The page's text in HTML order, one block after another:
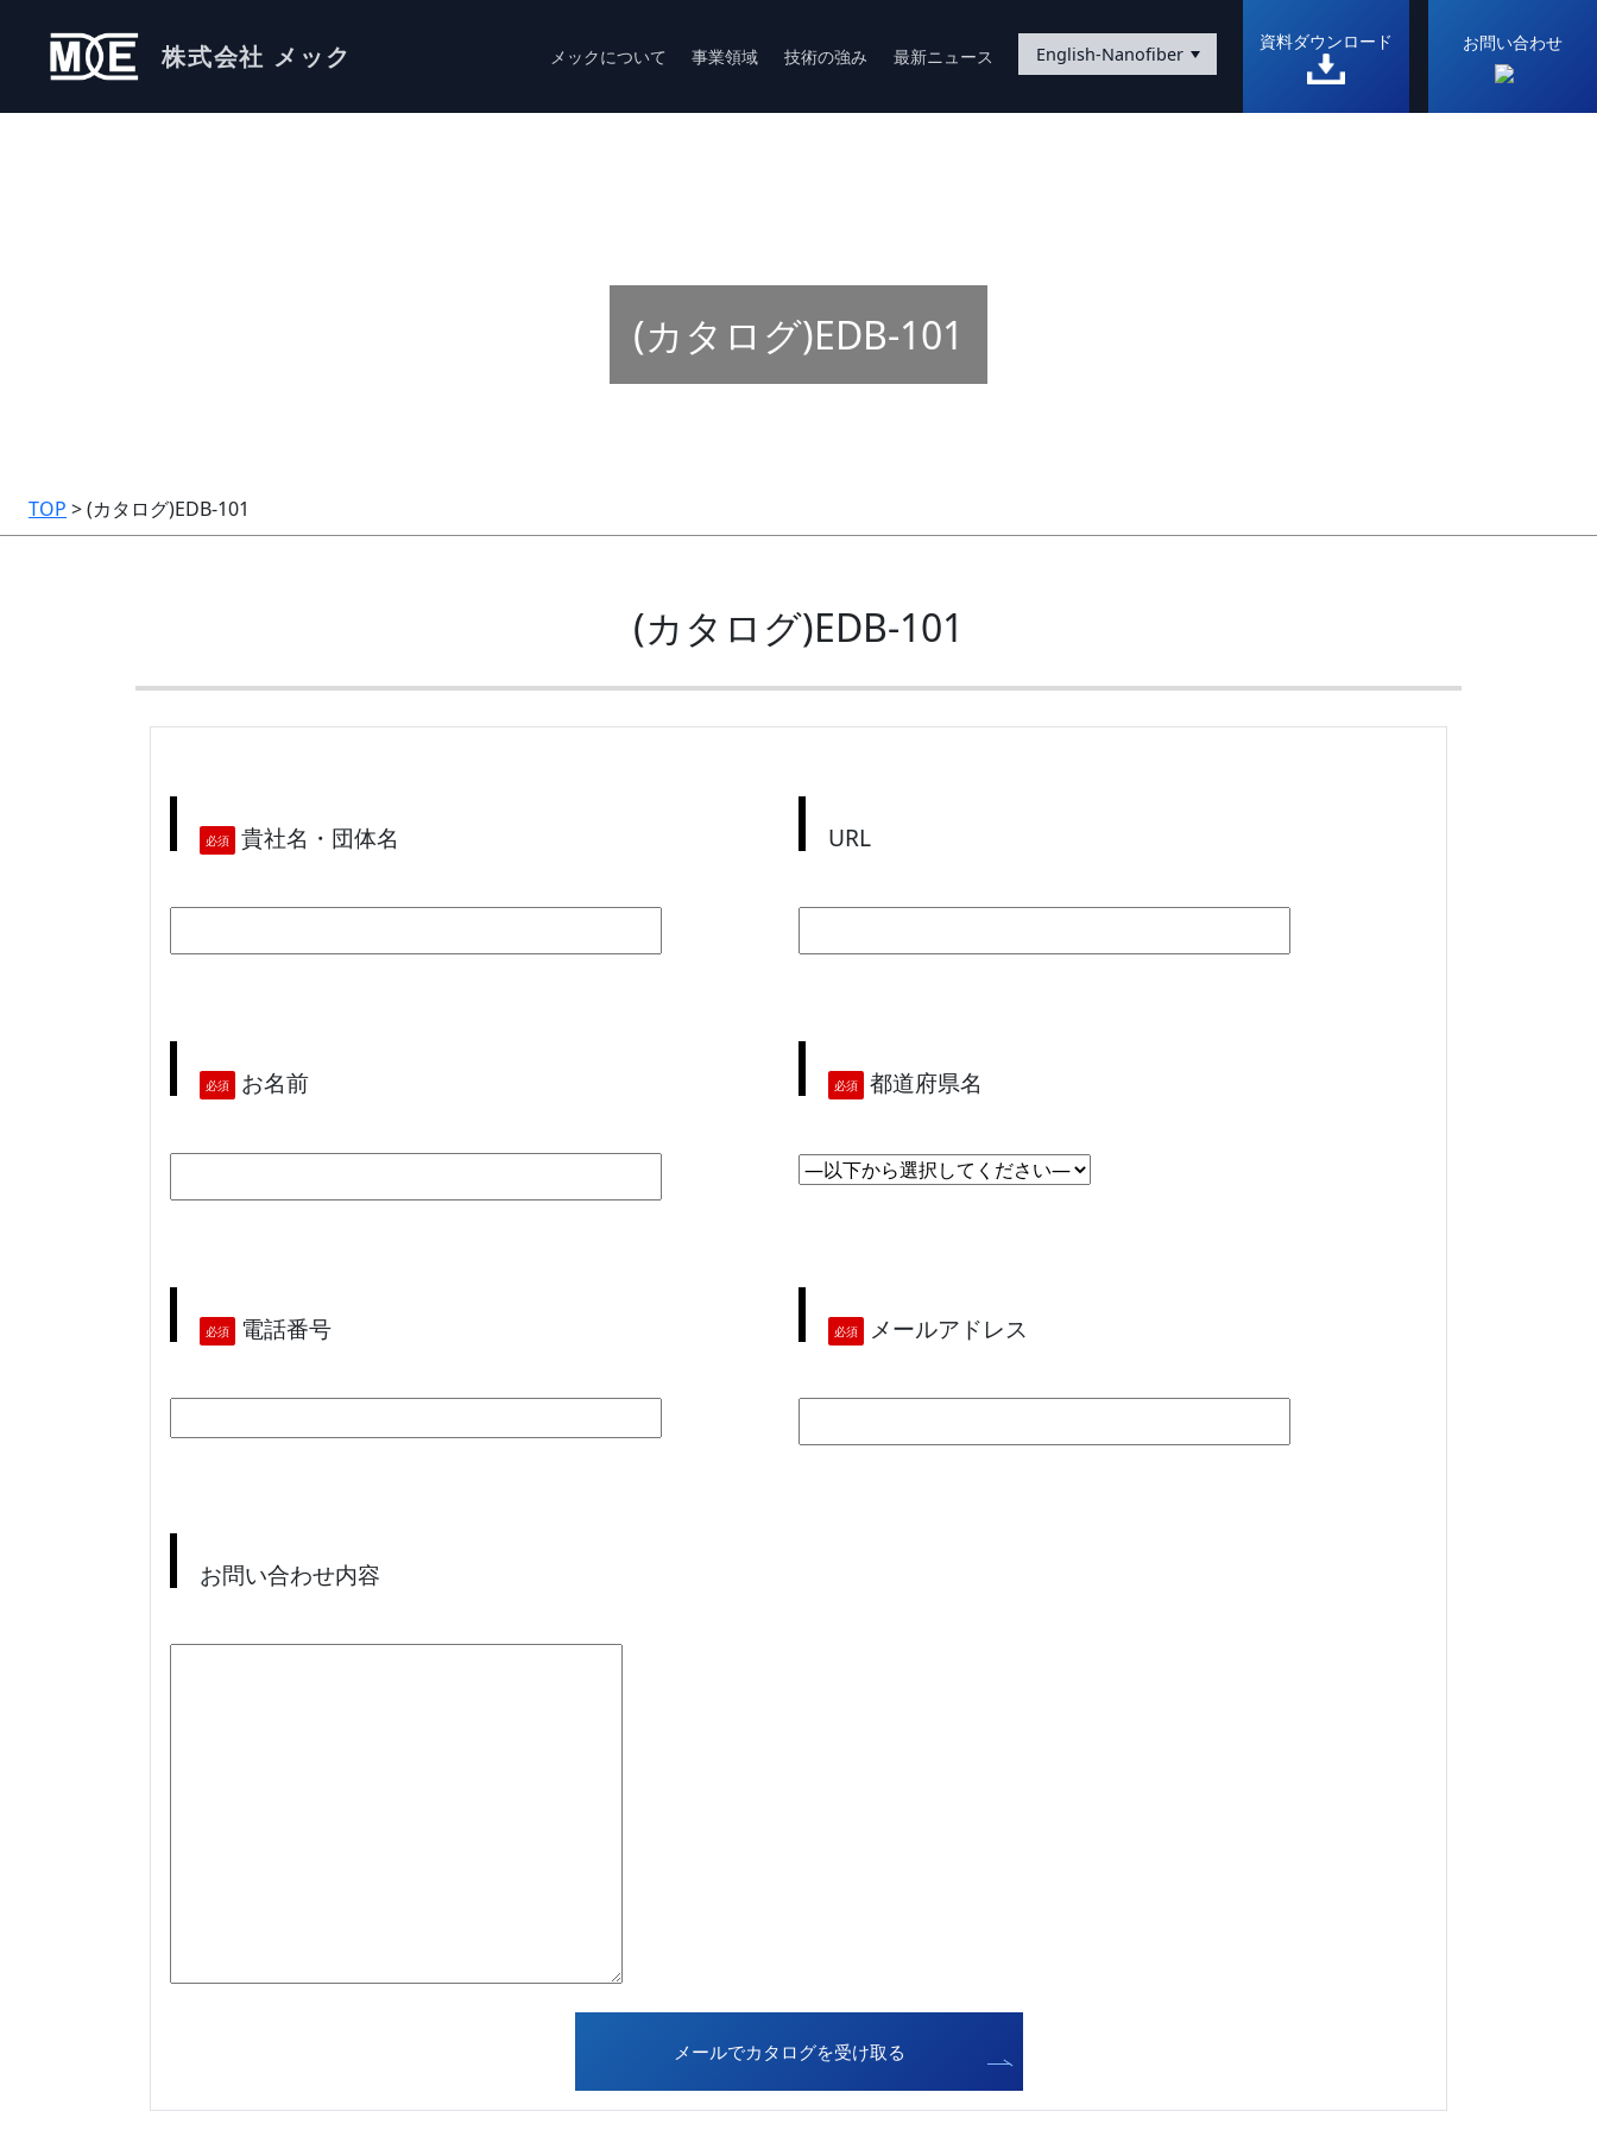
株式会社 メック メックについて 事業領域 技術の強み 最新ニュース English-Nanofiber
資料ダウンロード お問い合わせ
(カタログ)EDB-101
TOP > (カタログ)EDB-101
(カタログ)EDB-101
必須 貴社名・団体名 URL
必須 お名前 必須 都道府県名
必須 電話番号 必須 メールアドレス
お問い合わせ内容